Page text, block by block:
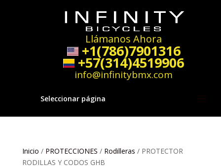
Llámanos Ahora
+1(786)7901316
+57(314)4519906
info@infinitybmx.com
Seleccionar página
Inicio / PROTECCIONES / Rodilleras / PROTECTOR
RODILLAS Y CODOS GHB